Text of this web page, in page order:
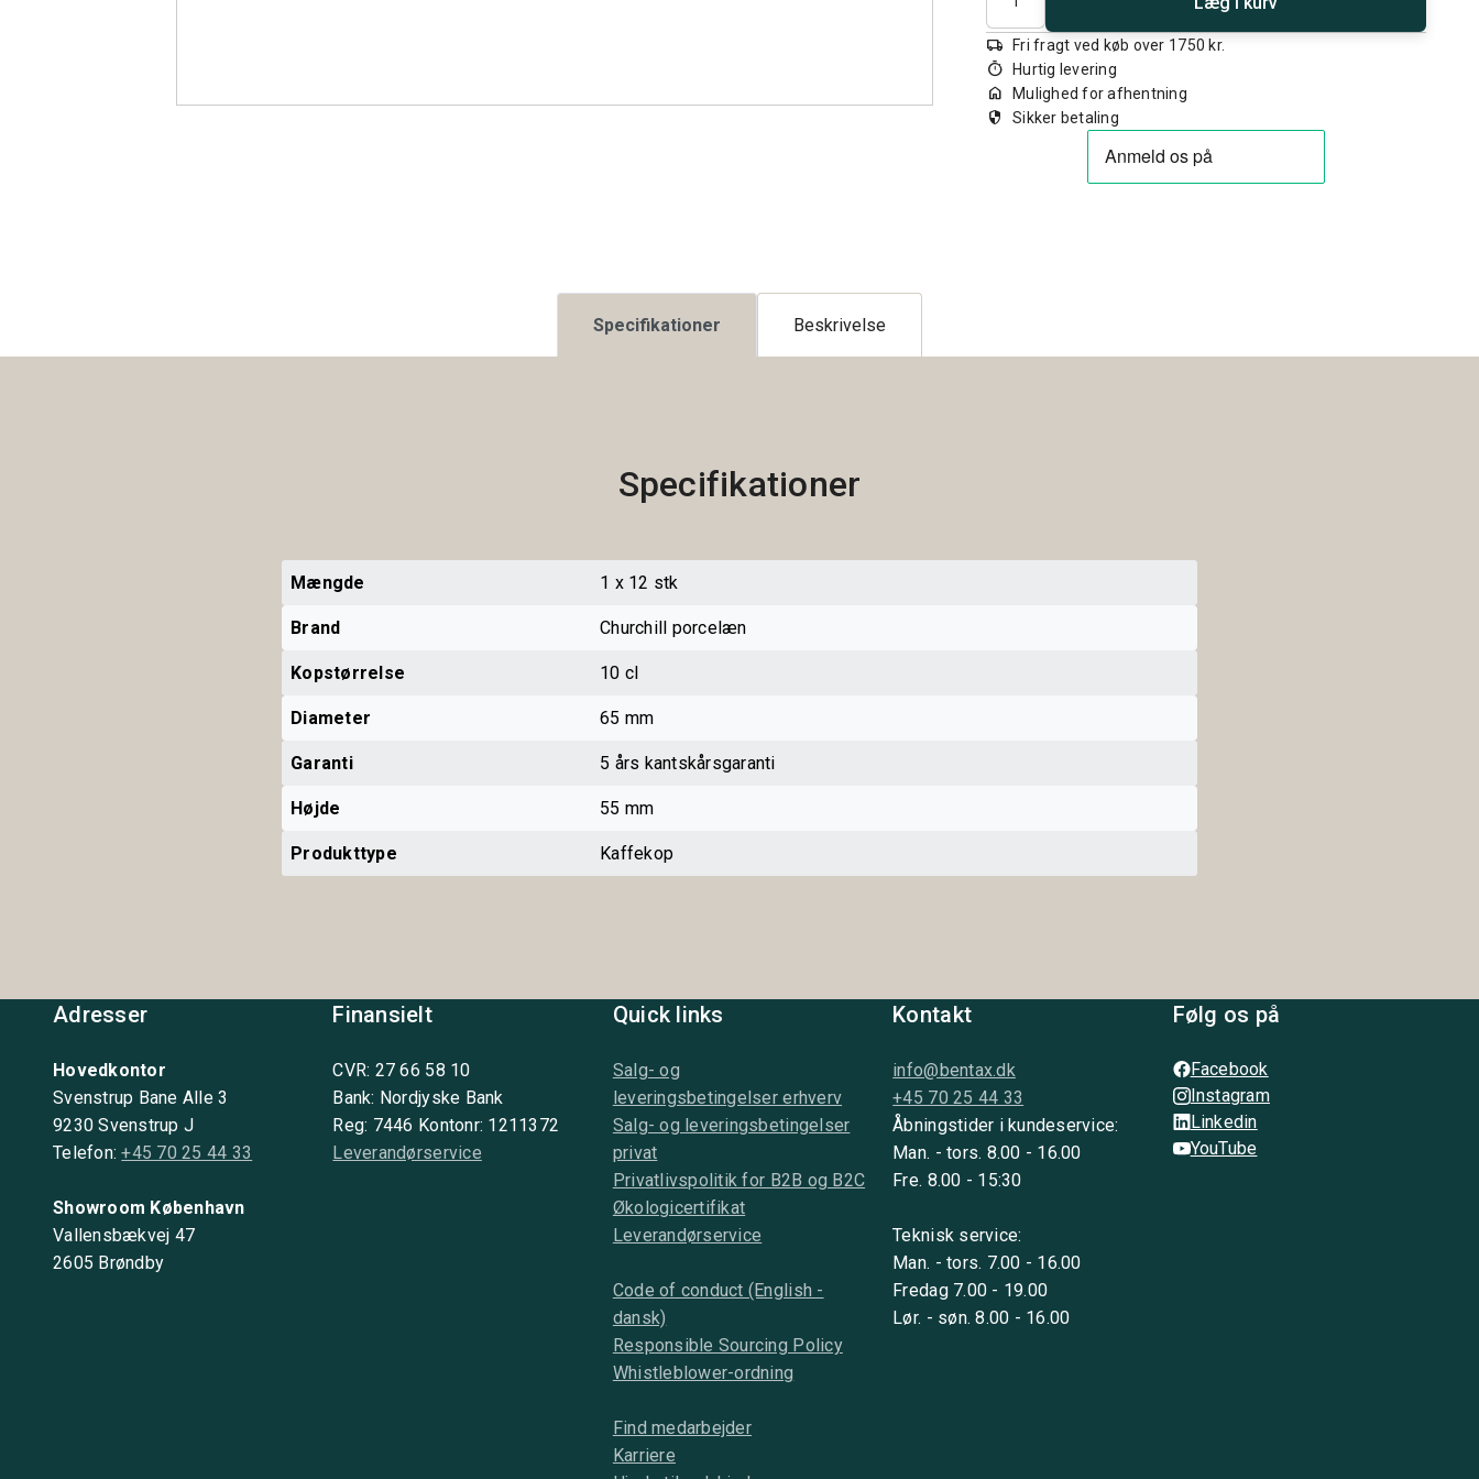
local_shipping Fri fragt ved køb over 1750 kr.
timer Hurtig levering
home Mulighed for afhentning
security Sikker betaling
Specifikationer Beskrivelse
Specifikationer
Mængde 1 x 12 stk
Brand Churchill porcelæn
Kopstørrelse 10 cl
Diameter 65 mm
Garanti 5 års kantskårsgaranti
Højde 55 mm
Produkttype Kaffekop
Adresser
Hovedkontor
Svenstrup Bane Alle 3
9230 Svenstrup J
Telefon:+45 70 25 44 33
Showroom København
Vallensbækvej 47
2605 Brøndby
Finansielt
CVR: 27 66 58 10
Bank: Nordjyske Bank
Reg: 7446 Kontonr: 1211372
Leverandørservice
Quick links
Salg- og
leveringsbetingelser erhverv
Salg- og leveringsbetingelser
privat
Privatlivspolitik for B2B og B2C
Økologicertifikat
Leverandørservice
Code of conduct (English -
dansk)
Responsible Sourcing Policy
Whistleblower-ordning
Find medarbejder
Karriere
Kontakt
info@bentax.dk
+45 70 25 44 33
Åbningstider i kundeservice:
Man. - tors. 8.00 - 16.00
Fre. 8.00 - 15:30
Teknisk service:
Man. - tors. 7.00 - 16.00
Fredag 7.00 - 19.00
Lør. - søn. 8.00 - 16.00
Følg os på
Facebook
Instagram
Linkedin
YouTube